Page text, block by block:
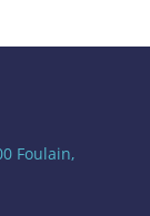
Foulain,